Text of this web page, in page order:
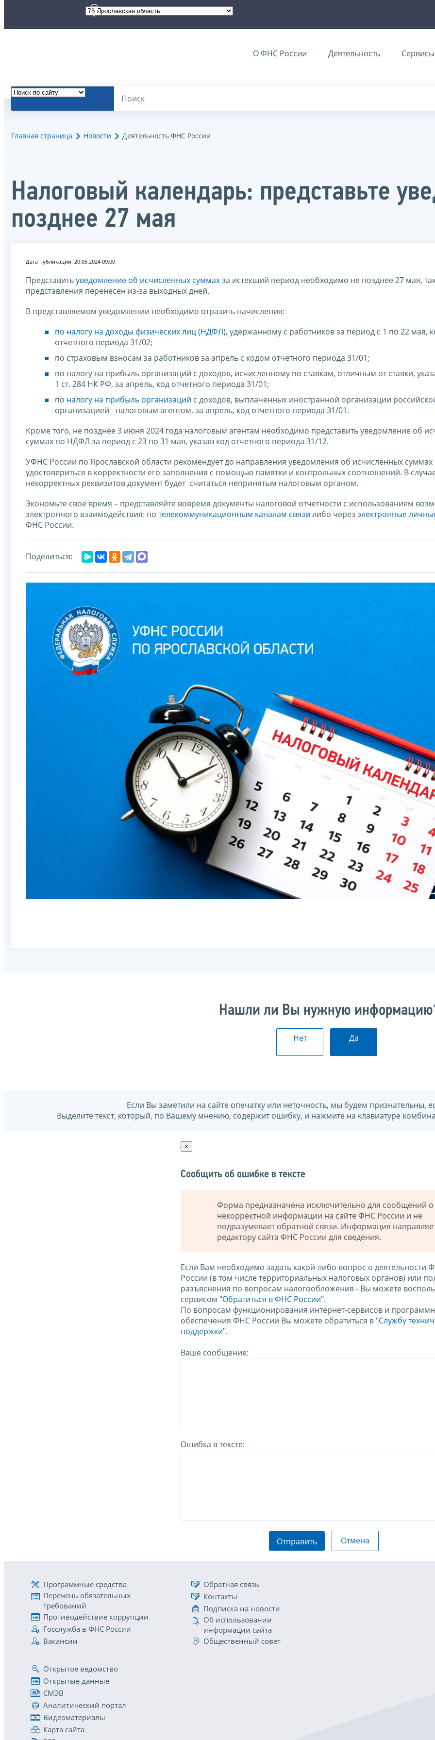
О ФНС России Деятельность Сервисы
Главная страница Новости Деятельность ФНС России
Налоговый календарь: представьте
позднее 27 мая
Дата публикации: 20.05.2024 09:00
Представитьуведомление об исчисленных суммахза истекший период необходимо не позднее 27 мая,
представления перенесен из-за выходных дней.
В представляемом уведомлении необходимо отразить начисления:
по налогу на доходы физических лиц (НДФЛ), удержанному с работников за период с 1 по 22 мая,
отчетного периода 31/02;
по страховым взносам за работников за апрель с кодом отчетного периода 31/01;
по налогу на прибыль организаций с доходов, исчисленному по ставкам, отличным от ставки,
1 ст. 284 НК РФ, за апрель, код отчетного периода 31/01;
по налогу на прибыль организаций с доходов, выплаченных иностранной организации
организацией - налоговым агентом, за апрель, код отчетного периода 31/01.
Кроме того, не позднее 3 июня 2024 года налоговым агентам необходимо представить уведомление об
суммах по НДФЛ за период с 23 по 31 мая, указав код отчетного периода 31/12.
УФНС России по Ярославской области рекомендует до направления уведомления об исчисленных суммах
удостовериться в корректности его заполнения с помощью памятки и контрольных соотношений. В
некорректных реквизитов документ будет считаться непринятым налоговым органом.
Экономьте свое время – представляйте вовремя документы налоговой отчетности с использованием
электронного взаимодействия: по телекоммуникационным каналам связи либо через электронные
ФНС России.
Поделиться:
Нашли ли Вы нужную
Нет Да
Если Вы заметили на сайте опечатку или неточность, мы будем признательны,
Выделите текст, который, по Вашему мнению, содержит ошибку, и нажмите на клавиатуре
×
Сообщить об ошибке в тексте
Форма предназначена исключительно для сообщений о
некорректной информации на сайте ФНС России и не
подразумевает обратной связи. Информация
редактору сайта ФНС России для сведения.
Если Вам необходимо задать какой-либо вопрос о деятельности
России (в том числе территориальных налоговых органов) или
разъяснения по вопросам налогообложения - Вы можете
сервисом "Обратиться в ФНС России".
По вопросам функционирования интернет-сервисов и
обеспечения ФНС России Вы можете обратиться в "Службу
поддержки".
Ваше сообщение:
Ошибка в тексте:
Отправить Отмена
Программные средства
Перечень обязательных
требований
Противодействие коррупции
Госслужба в ФНС России
Вакансии
Обратная связь
Контакты
Подписка на новости
Об использовании
информации сайта
Общественный совет
Открытое ведомство
Открытые данные
СМЭВ
Аналитический портал
Видеоматериалы
Карта сайта